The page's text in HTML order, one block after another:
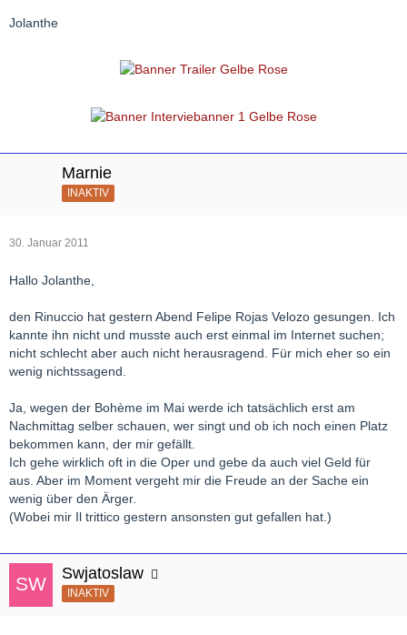
Jolanthe
Marnie
INAKTIV
30. Januar 2011
Hallo Jolanthe,
den Rinuccio hat gestern Abend Felipe Rojas Velozo gesungen. Ich
kannte ihn nicht und musste auch erst einmal im Internet suchen;
nicht schlecht aber auch nicht herausragend. Für mich eher so ein
wenig nichtssagend.
Ja, wegen der Bohème im Mai werde ich tatsächlich erst am
Nachmittag selber schauen, wer singt und ob ich noch einen Platz
bekommen kann, der mir gefällt.
Ich gehe wirklich oft in die Oper und gebe da auch viel Geld für
aus. Aber im Moment vergeht mir die Freude an der Sache ein
wenig über den Ärger.
(Wobei mir Il trittico gestern ansonsten gut gefallen hat.)
Swjatoslaw
INAKTIV